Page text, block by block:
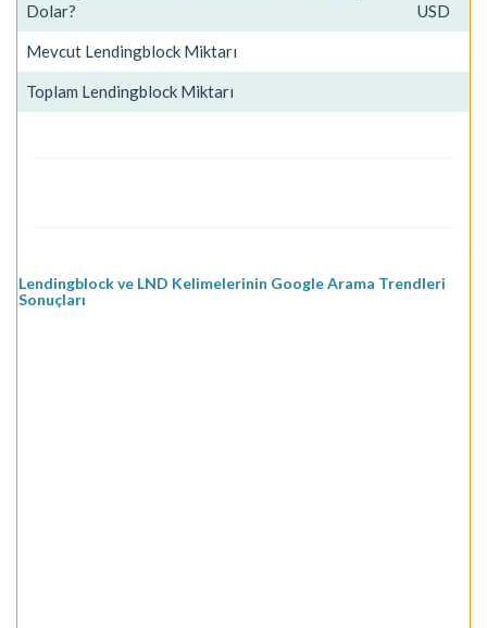
Dolar?
USD
Mevcut Lendingblock Miktarı
Toplam Lendingblock Miktarı
Lendingblock ve LND Kelimelerinin Google Arama Trendleri
Sonuçları